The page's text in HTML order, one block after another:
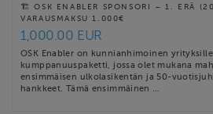
🏗️ OSK ENABLER SPONSORI – 1. ERÄ
VARAUSMAKSU 1.000€
1,000.00 EUR
OSK Enabler on kunnianhimoinen
kumppanuuspaketti, jossa olet mukana
ensimmäisen ulkolasikentän ja 50-
hankkeet. Tämä ensimmäinen …